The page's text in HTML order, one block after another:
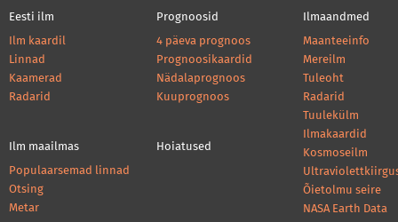
Eesti ilm
Ilm kaardil
Linnad
Kaamerad
Radarid
Ilm maailmas
Populaarsemad linnad
Otsing
Metar
Prognoosid
4 päeva prognoos
Prognoosikaardid
Nädalaprognoos
Kuuprognoos
Hoiatused
Ilmaandmed
Maanteeinfo
Mereilm
Tuleoht
Radarid
Tuulekülm
Ilmakaardid
Kosmoseilm
Õietolmu seire
NASA Earth Data